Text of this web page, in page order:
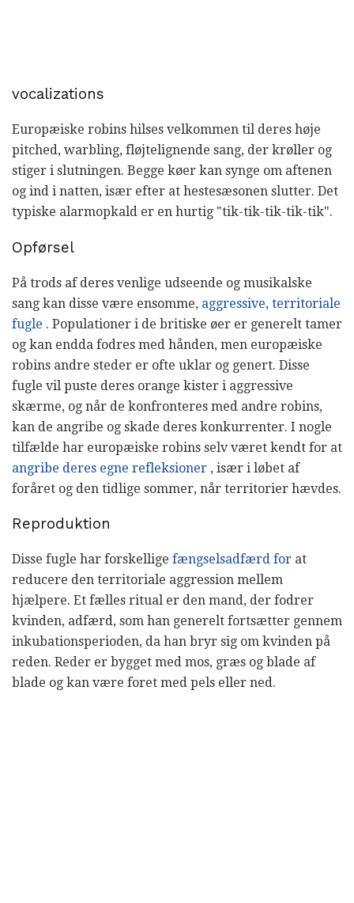
vocalizations
Europæiske robins hilses velkommen til deres høje
pitched, warbling, fløjtelignende sang, der krøller og
stiger i slutningen. Begge køer kan synge om aftenen
og ind i natten, især efter at hestesæsonen slutter. Det
typiske alarmopkald er en hurtig "tik-tik-tik-tik-tik".
Opførsel
På trods af deres venlige udseende og musikalske
sang kan disse være ensomme, aggressive, territoriale
fugle . Populationer i de britiske øer er generelt tamer
og kan endda fodres med hånden, men europæiske
robins andre steder er ofte uklar og genert. Disse
fugle vil puste deres orange kister i aggressive
skærme, og når de konfronteres med andre robins,
kan de angribe og skade deres konkurrenter. I nogle
tilfælde har europæiske robins selv været kendt for at
angribe deres egne refleksioner , især i løbet af
foråret og den tidlige sommer, når territorier hævdes.
Reproduktion
Disse fugle har forskellige fængselsadfærd for at
reducere den territoriale aggression mellem
hjælpere. Et fælles ritual er den mand, der fodrer
kvinden, adfærd, som han generelt fortsætter gennem
inkubationsperioden, da han bryr sig om kvinden på
reden. Reder er bygget med mos, græs og blade af
blade og kan være foret med pels eller ned.